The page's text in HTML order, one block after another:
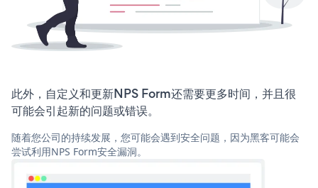
此外，自定义和更新NPS Form还需要更多时间，并且很
可能会引起新的问题或错误。
随着您公司的持续发展，您可能会遇到安全问题，因为黑客可能会
尝试利用NPS Form安全漏洞。